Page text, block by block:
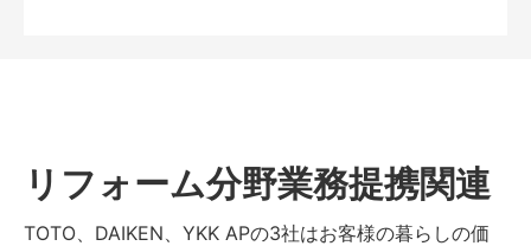
リフォーム分野業務提携関連
TOTO、DAIKEN、YKK APの3社はお客様の暮らしの価